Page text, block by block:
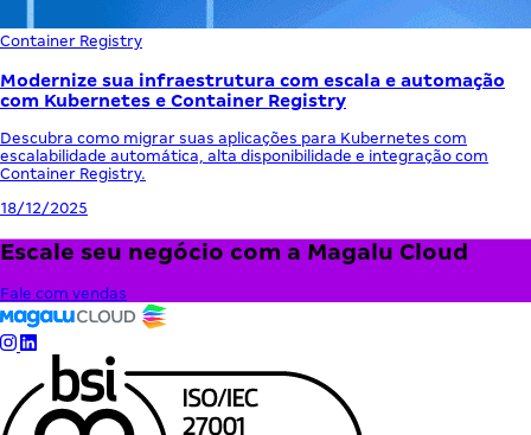
Container Registry
Modernize sua infraestrutura com escala e automação
com Kubernetes e Container Registry
Descubra como migrar suas aplicações para Kubernetes com
escalabilidade automática, alta disponibilidade e integração com
Container Registry.
18/12/2025
Escale seu negócio com a Magalu Cloud
Fale com vendas